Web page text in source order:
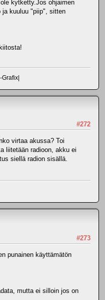
kytketty.Jos ohjaimen
ja kuuluu "piip", sitten
#272
virtaa akussa? Toi
liitetään radioon, akku ei
siellä radion sisällä.
#273
punainen käyttämätön
mutta ei silloin jos on